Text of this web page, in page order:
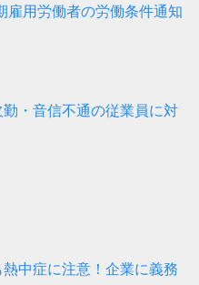
用労働者の労働条件通知
・音信不通の従業員に対
熱中症に注意！企業に義務